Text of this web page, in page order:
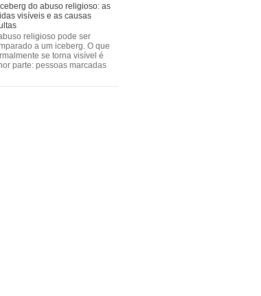
do abuso religioso: as
visíveis e as causas
religioso pode ser
a um iceberg. O que
se torna visível é
parte: pessoas marcadas